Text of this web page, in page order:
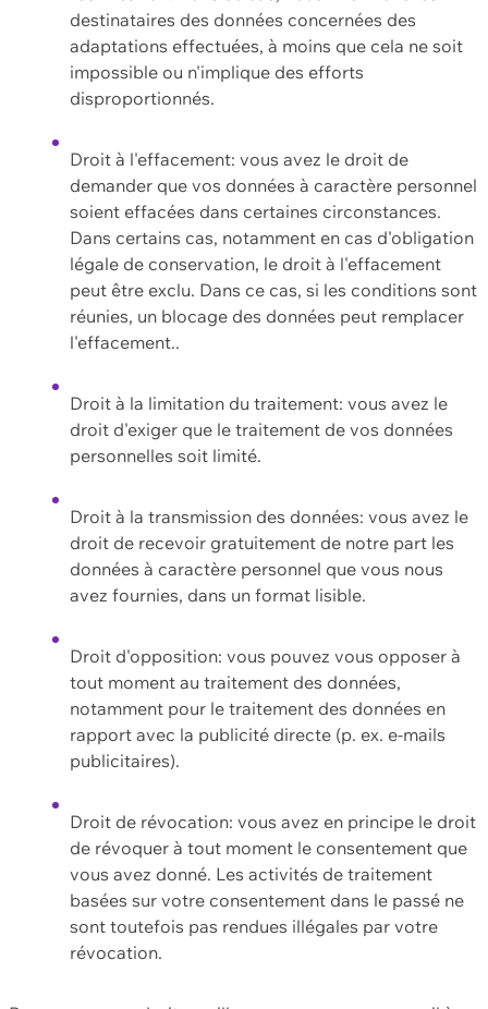
destinataires des données concernées des
adaptations effectuées, à moins que cela ne soit
impossible ou n'implique des efforts
disproportionnés.
Droit à l'effacement: vous avez le droit de
demander que vos données à caractère personnel
soient effacées dans certaines circonstances.
Dans certains cas, notamment en cas d'obligation
légale de conservation, le droit à l'effacement
peut être exclu. Dans ce cas, si les conditions sont
réunies, un blocage des données peut remplacer
l'effacement..
Droit à la limitation du traitement: vous avez le
droit d'exiger que le traitement de vos données
personnelles soit limité.
Droit à la transmission des données: vous avez le
droit de recevoir gratuitement de notre part les
données à caractère personnel que vous nous
avez fournies, dans un format lisible.
Droit d'opposition: vous pouvez vous opposer à
tout moment au traitement des données,
notamment pour le traitement des données en
rapport avec la publicité directe (p. ex. e-mails
publicitaires).
Droit de révocation: vous avez en principe le droit
de révoquer à tout moment le consentement que
vous avez donné. Les activités de traitement
basées sur votre consentement dans le passé ne
sont toutefois pas rendues illégales par votre
révocation.